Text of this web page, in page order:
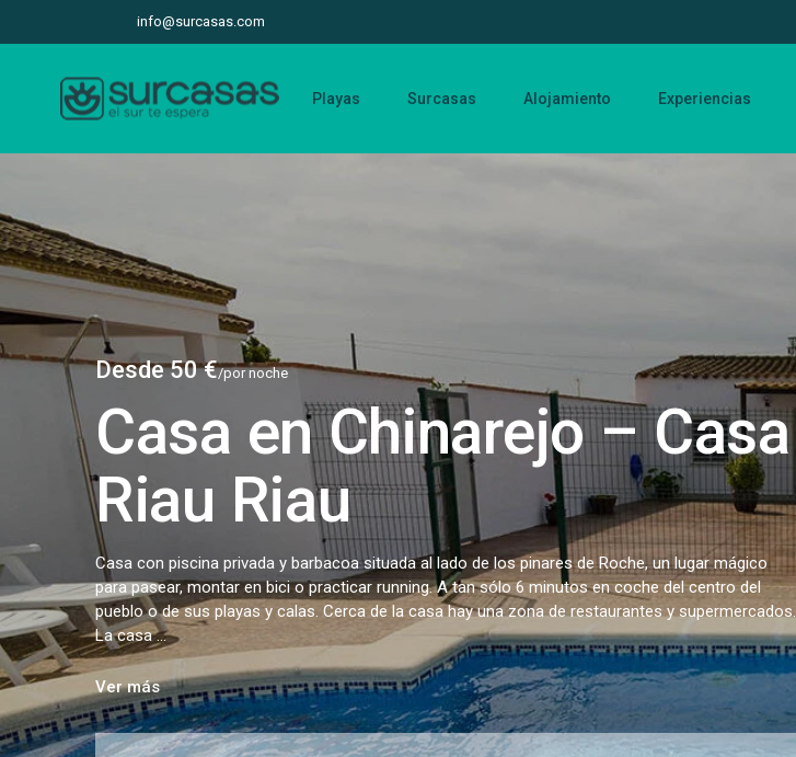
info@surcasas.com
Playas Surcasas Alojamiento Experiencias
Desde 50 €/por noche
Casa en Chinarejo – Casa
Riau Riau
Casa con piscina privada y barbacoa situada al lado de los pinares de Roche, un lugar mágico
para pasear, montar en bici o practicar running. A tan sólo 6 minutos en coche del centro del
pueblo o de sus playas y calas. Cerca de la casa hay una zona de restaurantes y supermercados.
La casa ...
Ver más